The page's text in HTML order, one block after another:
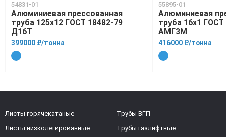
54831-01
Алюминиевая прессованная
труба 125х12 ГОСТ 18482-79
Д16Т
399000 ₽/тонна
55895-01
Алюминиевая
труба 16х1 ГОСТ
АМГ3М
416000 ₽/тонна
Листы горячекатаные
Листы низколегированные
Трубы ВГП
Трубы газлифтные